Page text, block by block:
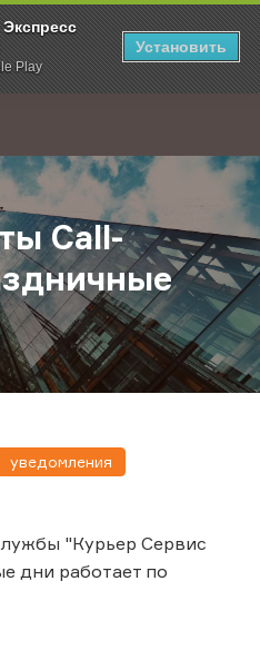
Play
Установить
График работы Call-центра в
Call-
уведомления
"Курьер Сервис
дни работает по